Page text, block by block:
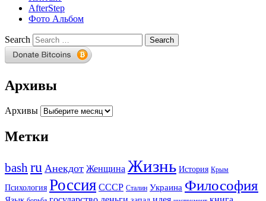
AfterStep
Фото Альбом
Search
Архивы
Архивы
Метки
bashru Анекдот Женщина Жизнь История Крым
Психология Россия СССР Сталин Украина Философия